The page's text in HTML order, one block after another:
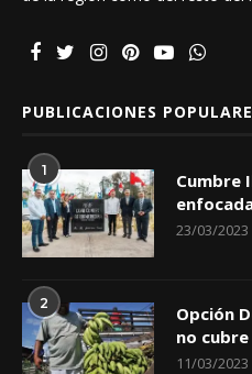
PUBLICACIONES
1
Cumbre
23/03/2023
2
Opción
no
11/03/2023